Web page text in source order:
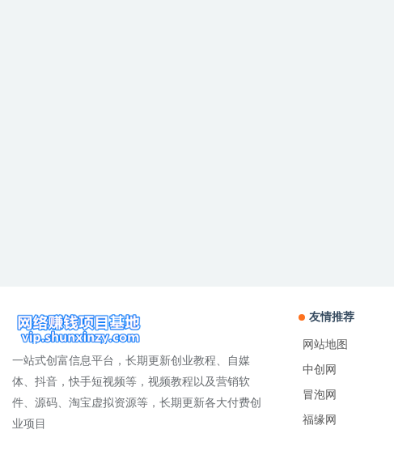
一站式创富信息平台，长期更新创业教程、自媒
体、抖音，快手短视频等，视频教程以及营销软
件、源码、淘宝虚拟资源等，长期更新各大付费创
业项目
友情推荐
网站地图
中创网
冒泡网
福缘网